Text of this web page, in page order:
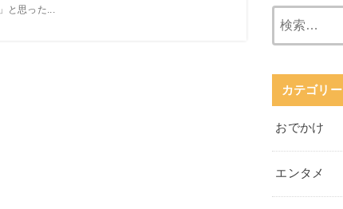
と思った...
カテゴリー
おでかけ
エンタメ